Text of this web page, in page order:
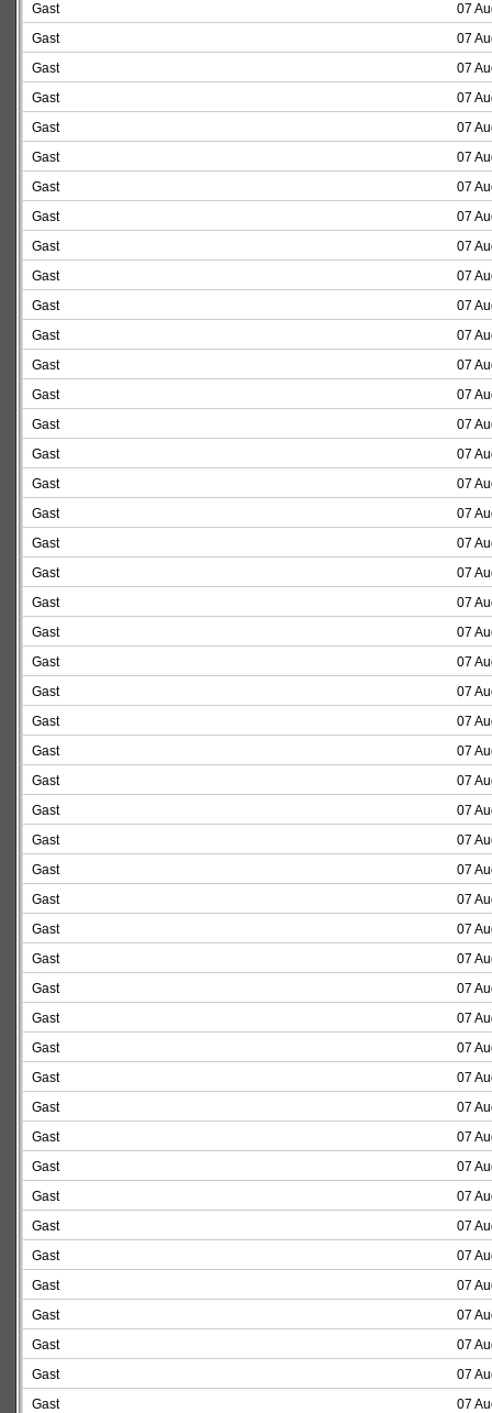
Gast
07
Gast
07
Gast
07
Gast
07
Gast
07
Gast
07
Gast
07
Gast
07
Gast
07
Gast
07
Gast
07
Gast
07
Gast
07
Gast
07
Gast
07
Gast
07
Gast
07
Gast
07
Gast
07
Gast
07
Gast
07
Gast
07
Gast
07
Gast
07
Gast
07
Gast
07
Gast
07
Gast
07
Gast
07
Gast
07
Gast
07
Gast
07
Gast
07
Gast
07
Gast
07
Gast
07
Gast
07
Gast
07
Gast
07
Gast
07
Gast
07
Gast
07
Gast
07
Gast
07
Gast
07
Gast
07
Gast
07
Gast
07